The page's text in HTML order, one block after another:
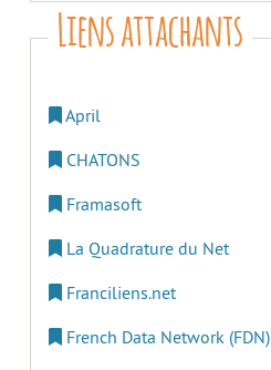
Liens attachants
April
CHATONS
Framasoft
La Quadrature du Net
Franciliens.net
French Data Network (FDN)